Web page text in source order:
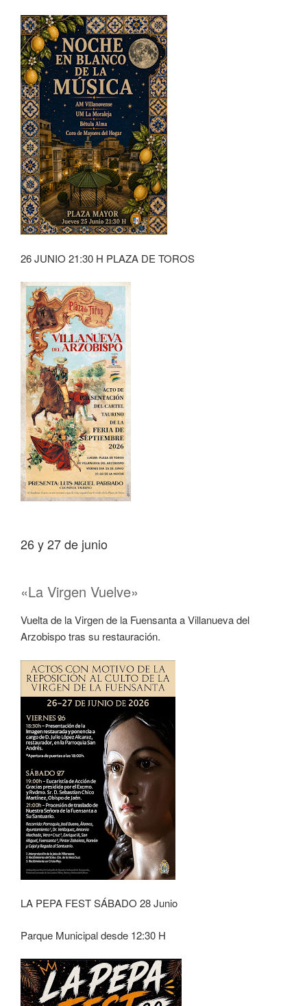
26 JUNIO 21:30 H PLAZA DE TOROS
26 y 27 de junio
«La Virgen Vuelve»
Vuelta de la Virgen de la Fuensanta a Villanueva del
Arzobispo tras su restauración.
LA PEPA FEST SÁBADO 28 Junio
Parque Municipal desde 12:30 H